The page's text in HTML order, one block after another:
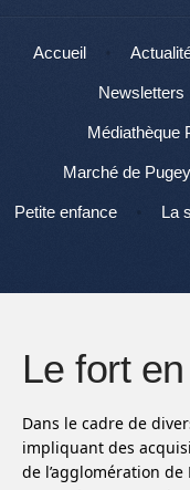
Menu
Aller au contenu
Accueil
Newsletters
Médiathèque
Marché de Pugey
Petite enfance La
Le fort
Dans le cadre de
impliquant des
de l’agglomération